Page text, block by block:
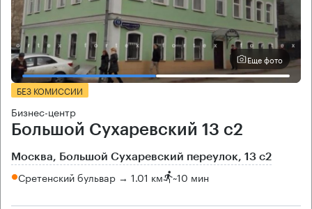
Еще фото
БЕЗ КОМИССИИ
Бизнес-центр
Большой Сухаревский 13 с2
Москва, Большой Сухаревский переулок, 13 с2
Сретенский бульвар → 1.01 км ~10 мин